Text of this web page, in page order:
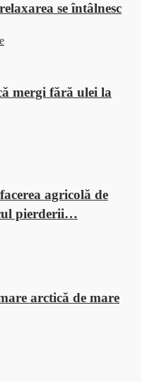
se întâlnesc
mergi fără ulei la
agricolă de
pierderii…
arctică de mare